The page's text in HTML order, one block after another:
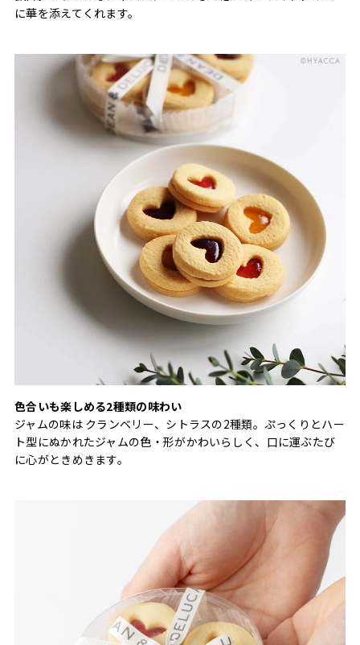
に華を添えてくれます。
色合いも楽しめる2種類の味わい
ジャムの味は クランベリー、シトラスの2種類。ぷっくりとハー
ト型にぬかれたジャムの色・形がかわいらしく、口に運ぶたび
に心がときめきます。